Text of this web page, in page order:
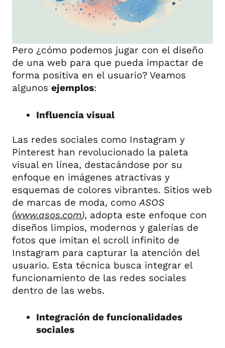
Pero ¿cómo podemos jugar con el diseño
de una web para que pueda impactar de
forma positiva en el usuario? Veamos
algunos ejemplos:
Influencia visual
Las redes sociales como Instagram y
Pinterest han revolucionado la paleta
visual en línea, destacándose por su
enfoque en imágenes atractivas y
esquemas de colores vibrantes. Sitios web
de marcas de moda, comoASOS
(www.asos.com), adopta este enfoque con
diseños limpios, modernos y galerías de
fotos que imitan el scroll infinito de
Instagram para capturar la atención del
usuario. Esta técnica busca integrar el
funcionamiento de las redes sociales
dentro de las webs.
Integración de funcionalidades
sociales